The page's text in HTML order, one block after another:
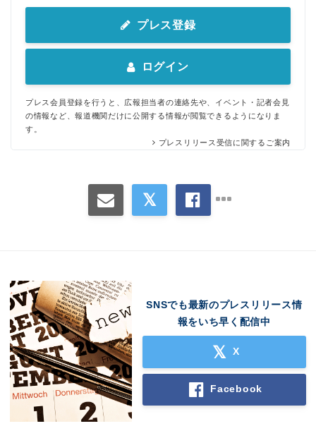
プレス登録
ログイン
プレス会員登録を行うと、広報担当者の連絡先や、イベント・記者会見
の情報など、報道機関だけに公開する情報が閲覧できるようになりま
す。
プレスリリース受信に関するご案内
SNSでも最新のプレスリリース情
報をいち早く配信中
X
Facebook